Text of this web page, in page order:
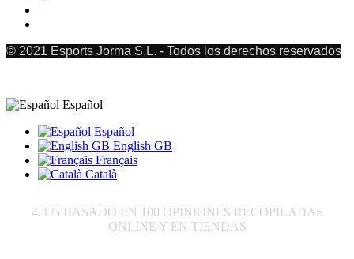
© 2021 Esports Jorma S.L. - Todos los derechos reservados
Español
Español
English GB
Français
Català
4.3 /5 BASADO EN 100 OPINIONES RECOPILADAS
ONLINE Y EN TIENDAS